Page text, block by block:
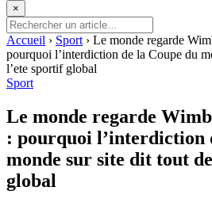
×
Accueil › Sport › Le monde regarde
pourquoi l’interdiction de la Coupe du
l’ete sportif global
Sport
Le monde regarde
: pourquoi l’interdiction
monde sur site dit tout
global